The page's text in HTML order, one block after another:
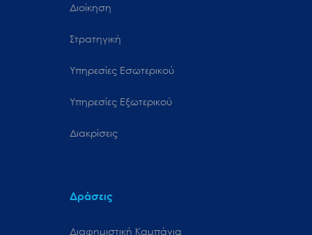
Διοίκηση
Στρατηγική
Υπηρεσίες Εσωτερικού
Υπηρεσίες Εξωτερικού
Διακρίσεις
Δράσεις
Διαφημιστική Καμπάνια